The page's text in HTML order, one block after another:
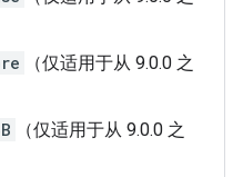
（仅适用于从 9.0.0 之
（仅适用于从 9.0.0 之